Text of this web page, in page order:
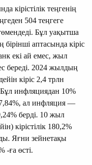
кірістілік теңгенің
504 теңгеге
Бұл уақытша
аптасында кіріс
екі ай емес, жыл
береді. 2024 жылдың
кіріс 2,4 трлн
Бұл инфляциядан 10%
ал инфляция —
берді. 10 жыл
кірістілік 180,2%
Яғни зейнетақы
-ға өсті.